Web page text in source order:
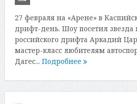
27 февраля на «Арене» в
дрифт-день. Шоу посетил звезда
российского дрифта Аркадий
мастер-класс любителям
Дагес... Подробнее